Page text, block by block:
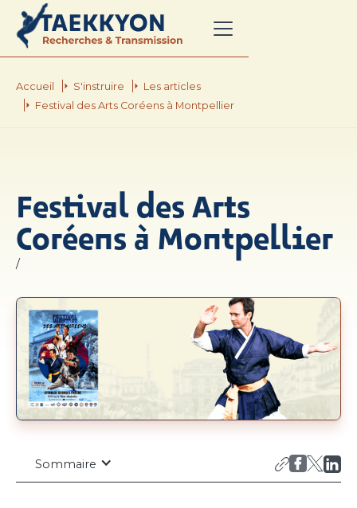
Accueil S'instruire
Les articles
Festival des Arts Coréens à Montpellier
Festival des Arts
Coréens à Montpellier
/
Sommaire